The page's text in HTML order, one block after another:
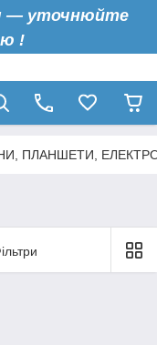
— уточнюйте
!
ПЛАНШЕТИ,